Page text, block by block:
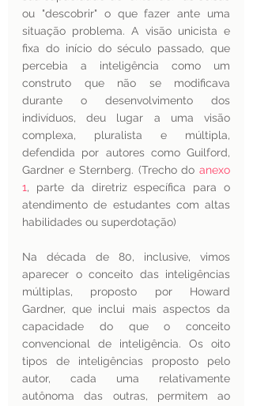
ou "descobrir" o que fazer ante uma
situação problema. A visão unicista e
fixa do início do século passado, que
percebia a inteligência como um
construto que não se modificava
durante o desenvolvimento dos
indivíduos, deu lugar a uma visão
complexa, pluralista e múltipla,
defendida por autores como Guilford,
Gardner e Sternberg. (Trecho do anexo
1, parte da diretriz específica para o
atendimento de estudantes com altas
habilidades ou superdotação)
Na década de 80, inclusive, vimos
aparecer o conceito das inteligências
múltiplas, proposto por Howard
Gardner, que inclui mais aspectos da
capacidade do que o conceito
convencional de inteligência. Os oito
tipos de inteligências proposto pelo
autor, cada uma relativamente
autônoma das outras, permitem ao